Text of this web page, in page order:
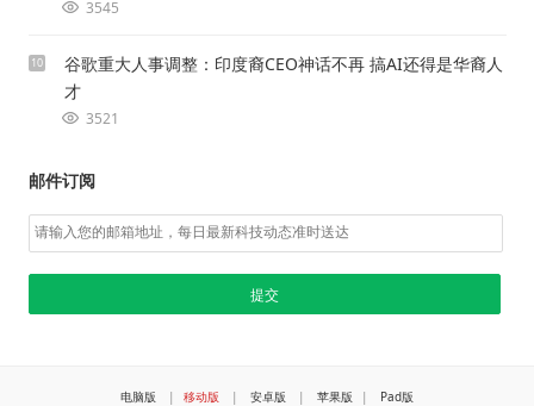
3545
10
谷歌重大人事调整：印度裔CEO神话不再 搞AI还得是华裔人
才
3521
邮件订阅
电脑版 | 移动版 | 安卓版 | 苹果版 | Pad版